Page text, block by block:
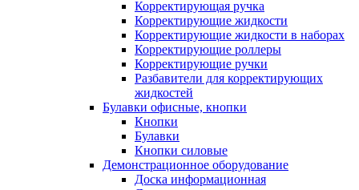
Корректирующая ручка
Корректирующие жидкости
Корректирующие жидкости в наборах
Корректирующие роллеры
Корректирующие ручки
Разбавители для корректирующих
жидкостей
Булавки офисные, кнопки
Кнопки
Булавки
Кнопки силовые
Демонстрационное оборудование
Доска информационная